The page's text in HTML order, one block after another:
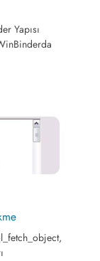
Yapısı